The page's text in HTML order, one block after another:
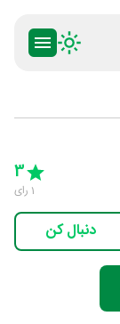
5 Stars
3
1 رای
دنبال کن